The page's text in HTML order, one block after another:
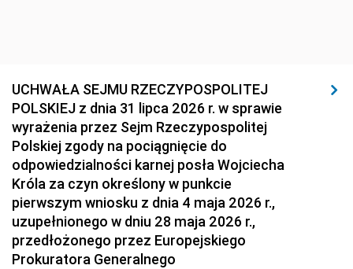
UCHWAŁA SEJMU RZECZYPOSPOLITEJ
POLSKIEJ z dnia 31 lipca 2026 r. w sprawie
wyrażenia przez Sejm Rzeczypospolitej
Polskiej zgody na pociągnięcie do
odpowiedzialności karnej posła Wojciecha
Króla za czyn określony w punkcie
pierwszym wniosku z dnia 4 maja 2026 r.,
uzupełnionego w dniu 28 maja 2026 r.,
przedłożonego przez Europejskiego
Prokuratora Generalnego